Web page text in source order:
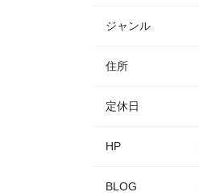
ジャンル
住所
定休日
HP
BLOG